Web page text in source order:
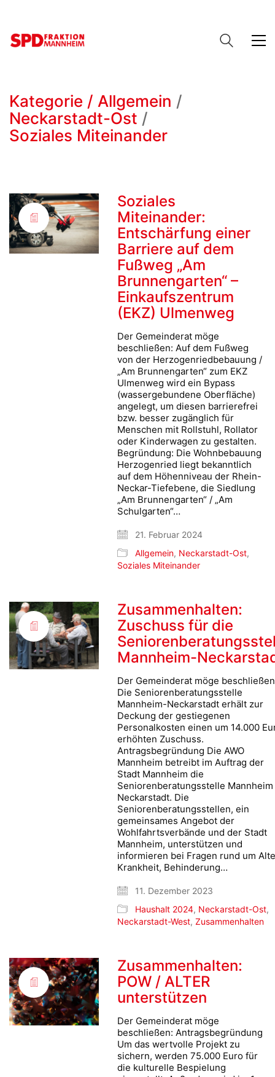
Kategorie / Allgemein /
Neckarstadt-Ost /
Soziales Miteinander
Soziales
Miteinander:
Entschärfung einer
Barriere auf dem
Fußweg „Am
Brunnengarten“ –
Einkaufszentrum
(EKZ) Ulmenweg
Der Gemeinderat möge
beschließen: Auf dem Fußweg
von der Herzogenriedbebauung /
„Am Brunnengarten“ zum EKZ
Ulmenweg wird ein Bypass
(wassergebundene Oberfläche)
angelegt, um diesen barrierefrei
bzw. besser zugänglich für
Menschen mit Rollstuhl, Rollator
oder Kinderwagen zu gestalten.
Begründung: Die Wohnbebauung
Herzogenried liegt bekanntlich
auf dem Höhenniveau der Rhein-
Neckar-Tiefebene, die Siedlung
„Am Brunnengarten“ / „Am
Schulgarten“…
21. Februar 2024
Allgemein, Neckarstadt-Ost,
Soziales Miteinander
Zusammenhalten:
Zuschuss für die
Mannheim-
Der Gemeinderat möge
Die Seniorenberatungsstelle
Mannheim-Neckarstadt erhält zur
Deckung der gestiegenen
Personalkosten einen um 14.000
erhöhten Zuschuss.
Antragsbegründung Die AWO
Mannheim betreibt im Auftrag der
Stadt Mannheim die
Seniorenberatungsstelle Mannheim
Neckarstadt. Die
Seniorenberatungsstellen, ein
gemeinsames Angebot der
Wohlfahrtsverbände und der Stadt
Mannheim, unterstützen und
informieren bei Fragen rund um
Krankheit, Behinderung…
11. Dezember 2023
Haushalt 2024, Neckarstadt-Ost,
Neckarstadt-West,Zusammenhalten
Zusammenhalten:
POW / ALTER
unterstützen
Der Gemeinderat möge
beschließen: Antragsbegründung
Um das wertvolle Projekt zu
sichern, werden 75.000 Euro für
die kulturelle Bespielung